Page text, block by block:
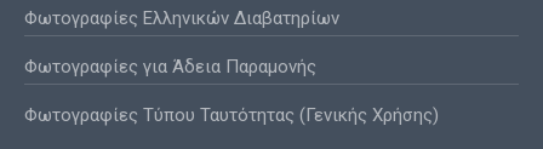
Φωτογραφίες Ελληνικών Διαβατηρίων
Φωτογραφίες για Άδεια Παραμονής
Φωτογραφίες Τύπου Ταυτότητας (Γενικής Χρήσης)